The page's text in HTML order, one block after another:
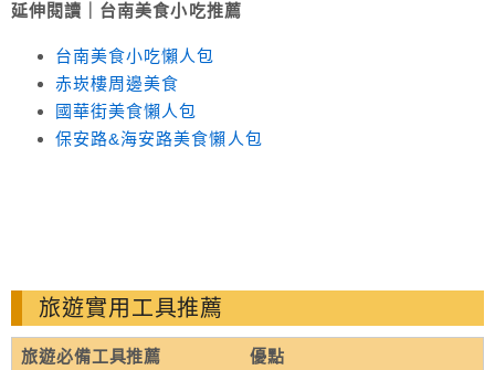
延伸閱讀｜台南美食小吃推薦
台南美食小吃懶人包
赤崁樓周邊美食
國華街美食懶人包
保安路&海安路美食懶人包
旅遊實用工具推薦
旅遊必備工具推薦 優點